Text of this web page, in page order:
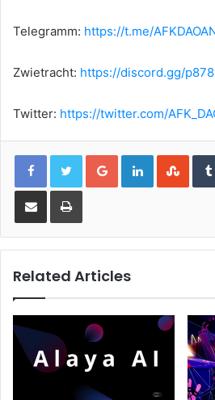
Telegramm: https://t.me/
Zwietracht: https://discord.gg/
Twitter: https://twitter.com/
Google+LinkedIn
Share via Email Print
Related Articles